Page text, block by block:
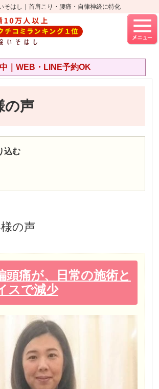
そはし｜首肩こり・腰痛・自律神経に特化
｜WEB・LINE予約OK
の声
込む
の声
頭痛が、日常の施術と
スで減少